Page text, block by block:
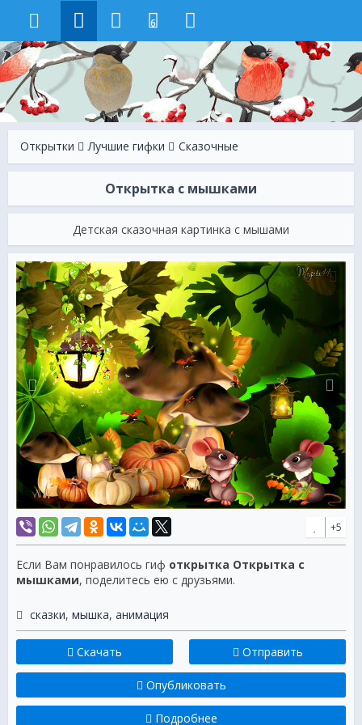
6
Открытки Лучшие гифки Сказочные
Открытка с мышками
Детская сказочная картинка с мышами
+5
Если Вам понравилось гиф открытка Открытка с
мышками, поделитесь ею с друзьями.
сказки, мышка, анимация
Скачать Отправить
Опубликовать
Подробнее